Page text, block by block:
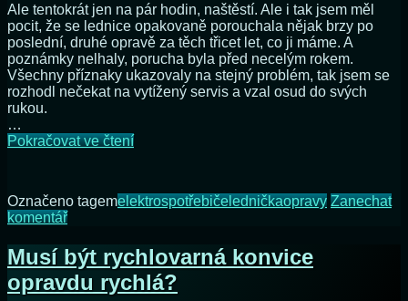
Ale tentokrát jen na pár hodin, naštěstí. Ale i tak jsem měl
pocit, že se lednice opakovaně porouchala nějak brzy po
poslední, druhé opravě za těch třicet let, co ji máme. A
poznámky nelhaly, porucha byla před necelým rokem.
Všechny příznaky ukazovaly na stejný problém, tak jsem se
rozhodl nečekat na vytížený servis a vzal osud do svých
rukou.
…
Pokračovat ve čteníZas
lednice
Označeno tagemelektrospotřebičeledničkaopravy Zanechat
komentářna
v
létě
bez
Musí být rychlovarná konvice
opravdu rychlá?